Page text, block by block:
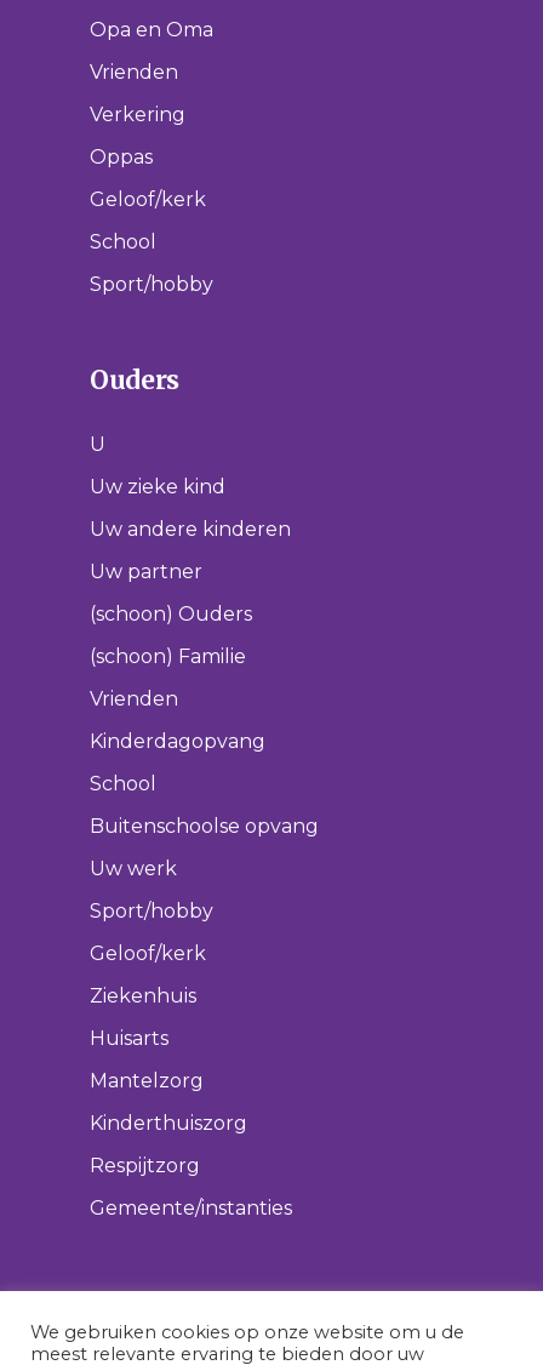
Opa en Oma
Vrienden
Verkering
Oppas
Geloof/kerk
School
Sport/hobby
Ouders
U
Uw zieke kind
Uw andere kinderen
Uw partner
(schoon) Ouders
(schoon) Familie
Vrienden
Kinderdagopvang
School
Buitenschoolse opvang
Uw werk
Sport/hobby
Geloof/kerk
Ziekenhuis
Huisarts
Mantelzorg
Kinderthuiszorg
Respijtzorg
Gemeente/instanties
We gebruiken cookies op onze website om u de
meest relevante ervaring te bieden door uw